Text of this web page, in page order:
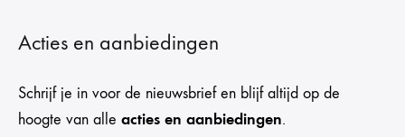
Acties en aanbiedingen
Schrijf je in voor de nieuwsbrief en blijf altijd op de
hoogte van alle acties en aanbiedingen.